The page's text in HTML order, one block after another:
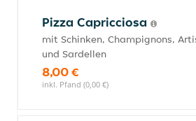
Pizza Capricciosa
mit Schinken, Champignons,
und Sardellen
8,00 €
inkl. Pfand (0,00 €)